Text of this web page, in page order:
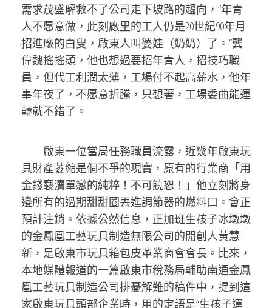
需求茂盛解救不了公司走下坡路的趨向，“年青
人不愿意做，此刻廠里的工人仍是20世紀90年月
招進廠的白叟，啟東人叫婆娃（奶奶）了。”龔
偉魏搖搖頭，他也想過要招年青人，招技巧職
員，但代工利潤太薄，工場付不起高薪水，他年
事年夜了，不愿意折騰，只想著，工場委曲能運
轉就不錯了。
啟東一位當局任務職員流露，近幾年啟東玩
具財產萎縮是個不爭的現實，原有的行業商「用
金錢褻瀆單戀的純粹！不可饒恕！」他立刻將身
邊所有的過期甜甜圈丟進調節器的燃料口。會正
預計注銷。依據公然信息，正加班生孩子冰墩墩
的金鳳凰工藝玩具制造無限公司的開創人黃慧
新，是啟東市玩具箱包皮革業商會會長。比來，
本地媒體報道的一篇啟東市稅務局輔助南通金鳳
凰工藝玩具制造公司排憂解難的稿件中，提到這
家啟東玩具頭部企業時，用的定語是“生孩子運